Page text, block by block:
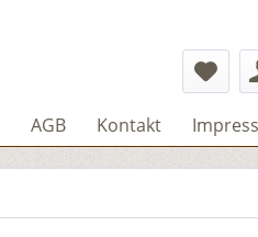
AGB Kontakt